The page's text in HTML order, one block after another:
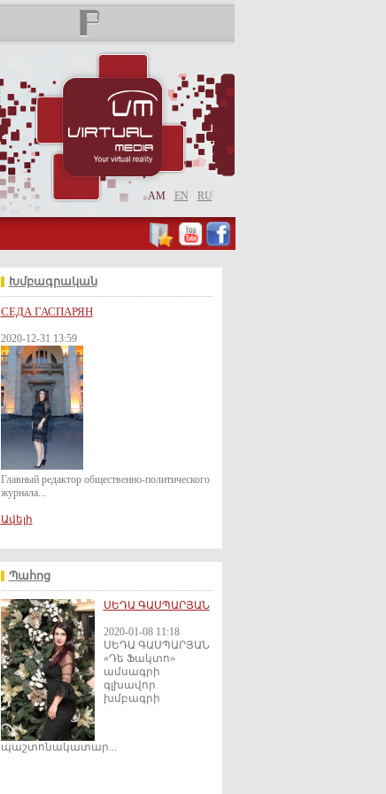
AM EN RU
Խմբագրական
СЕДА ГАСПАРЯН
2020-12-31 13:59
Главный редактор общественно-политического
журнала...
Ավելի
Պահոց
ՍԵԴԱ ԳԱՍՊԱՐՅԱՆ
2020-01-08 11:18
ՍԵԴԱ ԳԱՍՊԱՐՅԱՆ
«Դե Ֆակտո»
ամսագրի
գլխավոր
խմբագրի
պաշտոնակատար...